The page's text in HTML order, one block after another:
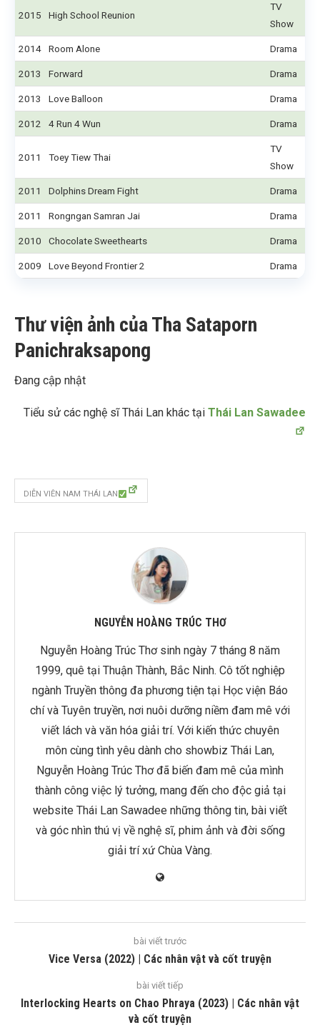
2015 High School Reunion
TV
Show
2014 Room Alone Drama
2013 Forward Drama
2013 Love Balloon Drama
2012 4 Run 4 Wun Drama
2011 Toey Tiew Thai
TV
Show
2011 Dolphins Dream Fight Drama
2011 Rongngan Samran Jai Drama
2010 Chocolate Sweethearts Drama
2009 Love Beyond Frontier 2 Drama
Thư viện ảnh của Tha Sataporn
Panichraksapong
Đang cập nhật
Tiểu sử các nghệ sĩ Thái Lan khác tại Thái Lan Sawadee
DIỄN VIÊN NAM THÁI LAN
NGUYỄN HOÀNG TRÚC THƠ
Nguyễn Hoàng Trúc Thơ sinh ngày 7 tháng 8 năm
1999, quê tại Thuận Thành, Bắc Ninh. Cô tốt nghiệp
ngành Truyền thông đa phương tiện tại Học viện Báo
chí và Tuyên truyền, nơi nuôi dưỡng niềm đam mê với
viết lách và văn hóa giải trí. Với kiến thức chuyên
môn cùng tình yêu dành cho showbiz Thái Lan,
Nguyễn Hoàng Trúc Thơ đã biến đam mê của mình
thành công việc lý tưởng, mang đến cho độc giả tại
website Thái Lan Sawadee những thông tin, bài viết
và góc nhìn thú vị về nghệ sĩ, phim ảnh và đời sống
giải trí xứ Chùa Vàng.
bài viết trước
Vice Versa (2022) | Các nhân vật và cốt truyện
bài viết tiếp
Interlocking Hearts on Chao Phraya (2023) | Các nhân vật
và cốt truyện